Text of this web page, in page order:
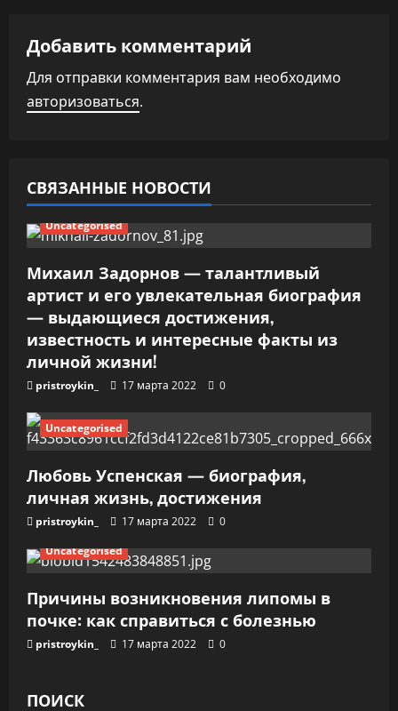
и
я
з
а
п
и
с
я
м
Добавить комментарий
Для отправки комментария вам необходимо
авторизоваться.
СВЯЗАННЫЕ НОВОСТИ
Uncategorised
Михаил Задорнов — талантливый
артист и его увлекательная биография
— выдающиеся достижения,
известность и интересные факты из
личной жизни!
pristroykin_ 17 марта 2022 0
Uncategorised
Любовь Успенская — биография,
личная жизнь, достижения
pristroykin_ 17 марта 2022
0
Uncategorised
Причины возникновения липомы в
почке: как справиться с болезнью
pristroykin_ 17 марта 2022 0
ПОИСК